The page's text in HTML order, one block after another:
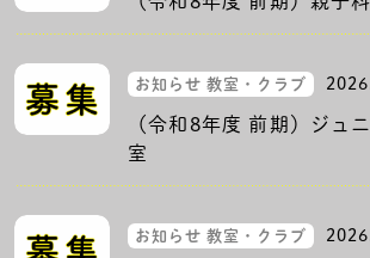
お知らせ 教室・クラブ
（令和8年度 前期）ジュ
室
お知らせ 教室・クラブ